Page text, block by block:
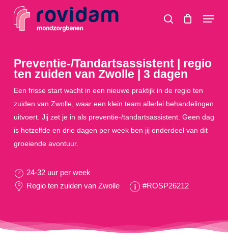
search
Menu
Preventie-/Tandartsassistent | regio
ten zuiden van Zwolle | 3 dagen
Een frisse start wacht in een nieuwe praktijk in de regio ten
zuiden van Zwolle, waar een klein team allerlei behandelingen
uitvoert. Jij zet je in als preventie-/tandartsassistent. Geen dag
is hetzelfde en drie dagen per week ben jij onderdeel van dit
groeiende avontuur.
24-32 uur per week
Regio ten zuiden van Zwolle
#ROSP26212